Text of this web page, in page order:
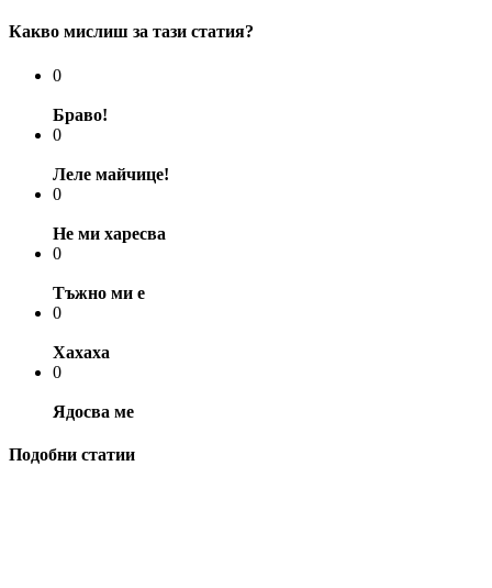
Какво мислиш за тази статия?
0
Браво!
0
Леле майчице!
0
Не ми харесва
0
Тъжно ми е
0
Хахаха
0
Ядосва ме
Подобни статии